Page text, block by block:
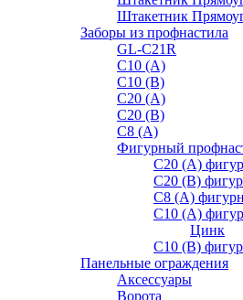
Штакетник
Заборы из профнастила
GL-С21R
С10 (A)
С10 (В)
С20 (А)
С20 (В)
С8 (A)
Фигурный
С20 (A)
С20 (В)
С8 (A)
С10 (A)
Цинк
С10 (В)
Панельные ограждения
Аксессуары
Ворота